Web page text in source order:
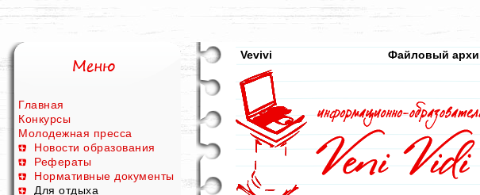
Главная
Конкурсы
Молодежная пресса
Новости образования
Рефераты
Нормативные документы
Для отдыха
Vevivi Файловый